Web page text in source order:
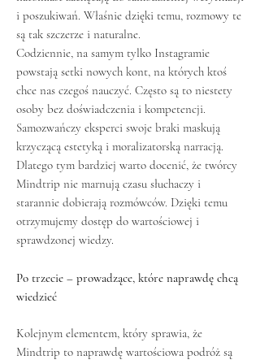
i poszukiwań. Właśnie dzięki temu, rozmowy te
są tak szczerze i naturalne.
Codziennie, na samym tylko Instagramie
powstają setki nowych kont, na których ktoś
chce nas czegoś nauczyć. Często są to niestety
osoby bez doświadczenia i kompetencji.
Samozwańczy eksperci swoje braki maskują
krzyczącą estetyką i moralizatorską narracją.
Dlatego tym bardziej warto docenić, że twórcy
Mindtrip nie marnują czasu słuchaczy i
starannie dobierają rozmówców. Dzięki temu
otrzymujemy dostęp do wartościowej i
sprawdzonej wiedzy.
Po trzecie – prowadzące, które naprawdę chcą
wiedzieć
Kolejnym elementem, który sprawia, że
Mindtrip to naprawdę wartościowa podróż są